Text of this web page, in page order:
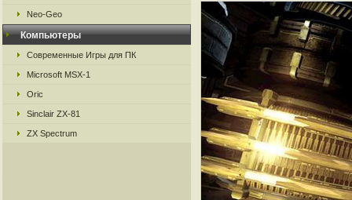
Neo-Geo
Компьютеры
Современные Игры для ПК
Microsoft MSX-1
Oric
Sinclair ZX-81
ZX Spectrum